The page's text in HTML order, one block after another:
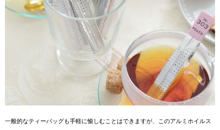
一般的なティーバッグも手軽に愉しむことはできますが、このアルミホイルス